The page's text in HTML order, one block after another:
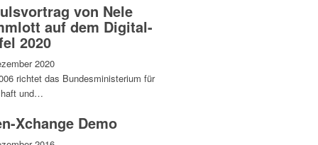
von Nele
auf dem Digital-
2020
2020
richtet das Bundesministerium für
und…
Xchange Demo